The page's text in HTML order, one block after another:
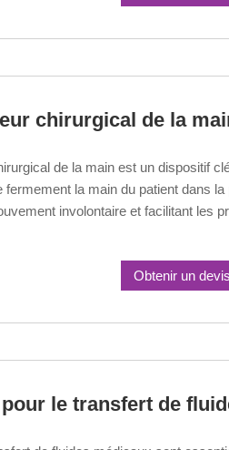
chirurgical de la
de la main est un dispositif
fermement la main du patient dans la
involontaire et facilitant les
Obtenir un devis
le transfert de